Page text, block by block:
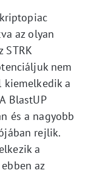
az olyan
STRK
nem
kiemelkedik a
BlastUP
és a nagyobb
rejlik.
a
az